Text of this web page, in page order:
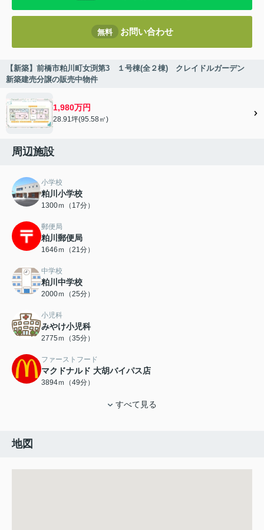
無料 お問い合わせ
【新築】前橋市粕川町女渕第3 １号棟(全２棟) クレイドルガーデン
新築建売分譲の販売中物件
1,980万円
28.91坪(95.58㎡)
周辺施設
小学校
粕川小学校
1300ｍ（17分）
郵便局
粕川郵便局
1646ｍ（21分）
中学校
粕川中学校
2000ｍ（25分）
小児科
みやけ小児科
2775ｍ（35分）
ファーストフード
マクドナルド 大胡バイパス店
3894ｍ（49分）
すべて見る
地図